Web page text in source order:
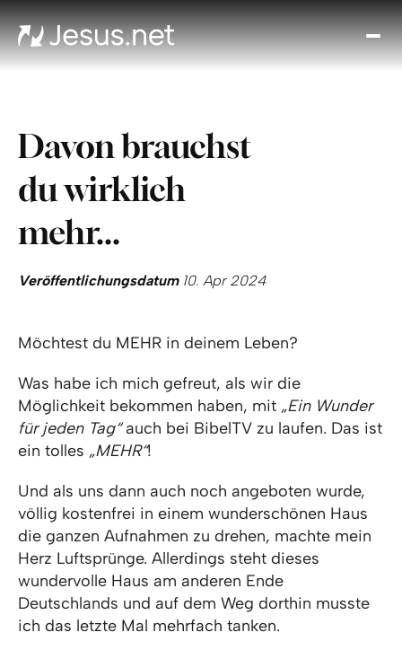
Davon brauchst
du wirklich
mehr...
Veröffentlichungsdatum10. Apr 2024
Möchtest du MEHR in deinem Leben?
Was habe ich mich gefreut, als wir die
Möglichkeit bekommen haben, mit „Ein Wunder
für jeden Tag“auch bei BibelTV zu laufen. Das ist
ein tolles „MEHR“!
Und als uns dann auch noch angeboten wurde,
völlig kostenfrei in einem wunderschönen Haus
die ganzen Aufnahmen zu drehen, machte mein
Herz Luftsprünge. Allerdings steht dieses
wundervolle Haus am anderen Ende
Deutschlands und auf dem Weg dorthin musste
ich das letzte Mal mehrfach tanken.